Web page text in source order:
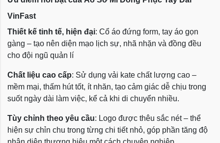
VinFast
Thiết kế tinh tế, hiện đại: Cổ áo đứng form, tay áo gọn
gàng – tạo nên diện mạo lịch sự, nhã nhặn và đồng đều
cho đội ngũ quản lí
Chất liệu cao cấp: Sử dụng vải kate chất lượng cao –
mềm mại, thấm hút tốt, ít nhăn, tạo cảm giác dễ chịu trong
suốt ngày dài làm việc, kể cả khi di chuyển nhiều.
Tùy chỉnh theo yêu cầu: Logo được thêu sắc nét – thể
hiện sự chỉn chu trong từng chi tiết nhỏ, góp phần tăng độ